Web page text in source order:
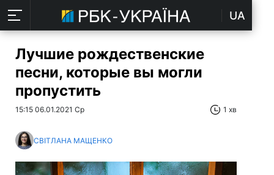
UA
Лучшие рождественские
песни, которые вы могли
пропустить
15:15 06.01.2021 Ср 1 хв
СВІТЛАНА МАЩЕНКО